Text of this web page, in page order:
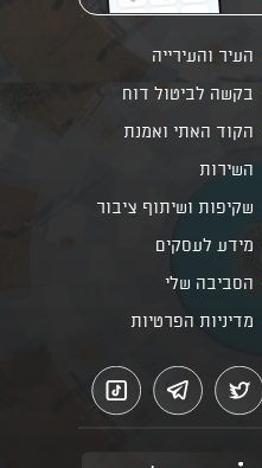
העיר והעירייה
בקשה לביטול דוח
הקוד האתי ואמנת
השירות
שקיפות ושיתוף ציבור
מידע לעסקים
הסביבה שלי
מדיניות הפרטיות